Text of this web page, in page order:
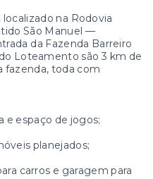
localizado na Rodovia
São Manuel —
da Fazenda Barreiro
Loteamento são 3 km de
fazenda, toda com
e espaço de jogos;
planejados;
carros e garagem para